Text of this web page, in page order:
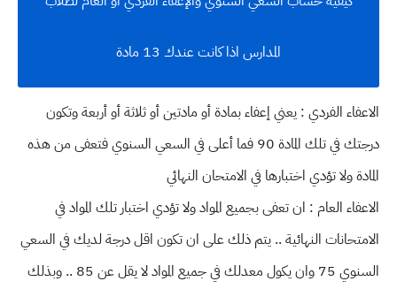
المدارس اذا كانت عندك 13 مادة
الاعفاء الفردي : يعني إعفاء بمادة أو مادتين أو ثلاثة أو أربعة وتكون
درجتك في تلك المادة 90 فما أعلى في السعي السنوي فتعفى من هذه
المادة ولا تؤدي اختبارها في الامتحان النهائي
الاعفاء العام : ان تعفى بجميع المواد ولا تؤدي اختبار تلك المواد في
الامتحانات النهائية .. يتم ذلك على ان تكون اقل درجة لديك في السعي
السنوي 75 وان يكول معدلك في جميع المواد لا يقل عن 85 .. وبذلك